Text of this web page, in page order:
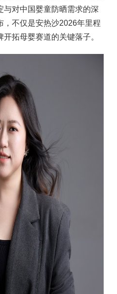
与对中国婴童防晒需求的深
，不仅是安热沙2026年里程
拓母婴赛道的关键落子。